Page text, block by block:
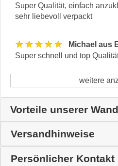
Super Qualität, einfach
sehr liebevoll verpackt
★★★★★
Michael aus
Super schnell und top
weitere
Vorteile unserer
Versandhinweise
Persönlicher Kontakt